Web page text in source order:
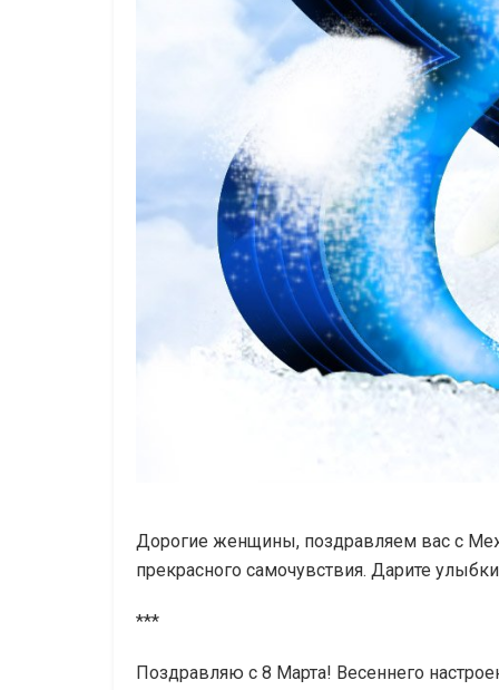
Дорогие женщины, поздравляем вас с
прекрасного самочувствия. Дарите
***
Поздравляю с 8 Марта! Весеннего